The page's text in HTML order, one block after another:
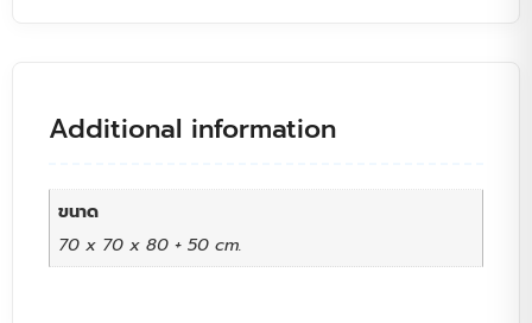
Additional information
ขนาด
70 x 70 x 80 + 50 cm.